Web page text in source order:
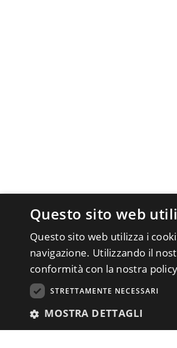
Questo sito web
Questo sito web utilizza i
navigazione. Utilizzando il
conformità con la nostra
STRETTAMENTE NECESSARI
MOSTRA DETTAGLI